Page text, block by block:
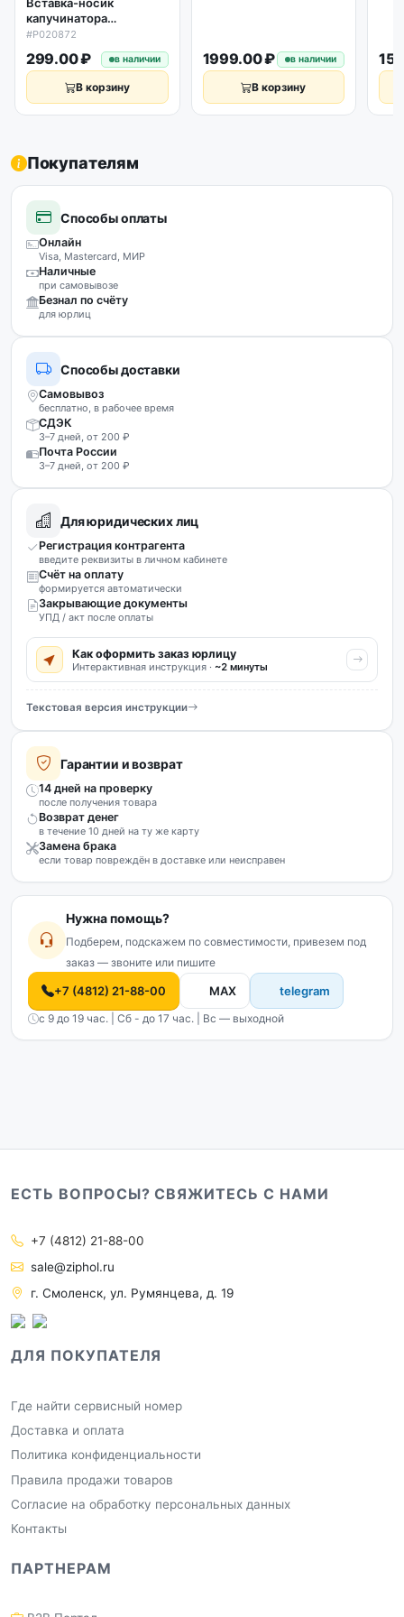
Вставка-носик
капучинатора
кофемашины Polaris
020872 PACM
2055AC/2080AC
#P020872
299.00 ₽ в наличии
В корзину
1999.00 ₽ в наличии
В корзину
Покупателям
Способы оплаты
Онлайн
Visa, Mastercard, МИР
Наличные
при самовывозе
Безнал по счёту
для юрлиц
Способы доставки
Самовывоз
бесплатно, в рабочее время
СДЭК
3–7 дней, от 200 ₽
Почта России
3–7 дней, от 200 ₽
Для юридических лиц
Регистрация контрагента
введите реквизиты в личном кабинете
Счёт на оплату
формируется автоматически
Закрывающие документы
УПД / акт после оплаты
Как оформить заказ юрлицу
Интерактивная инструкция · ~2 минуты
Текстовая версия инструкции
Гарантии и возврат
14 дней на проверку
после получения товара
Возврат денег
в течение 10 дней на ту же карту
Замена брака
если товар повреждён в доставке или неисправен
Нужна помощь?
Подберем, подскажем по совместимости, привезем под
заказ — звоните или пишите
+7 (4812) 21-88-00 MAX telegram
с 9 до 19 час. | Сб - до 17 час. | Вс — выходной
ЕСТЬ ВОПРОСЫ? СВЯЖИТЕСЬ С НАМИ
+7 (4812) 21-88-00
sale@ziphol.ru
г. Смоленск, ул. Румянцева, д. 19
ДЛЯ ПОКУПАТЕЛЯ
Где найти сервисный номер
Доставка и оплата
Политика конфиденциальности
Правила продажи товаров
Согласие на обработку персональных данных
Контакты
ПАРТНЕРАМ